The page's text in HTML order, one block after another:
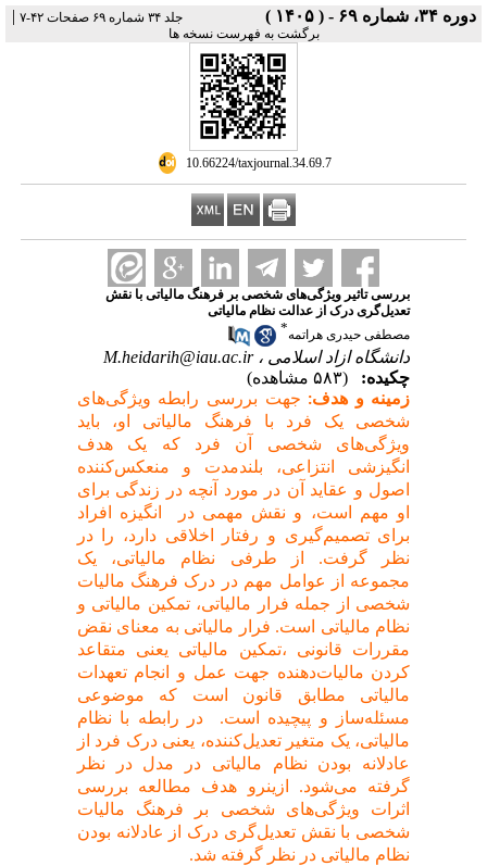
دوره ۳۴، شماره ۶۹ - ( ۱۴۰۵ ) جلد ۳۴ شماره ۶۹ صفحات ۴۲-۷ |
برگشت به فهرست نسخه ها
‎ 10.66224/taxjournal.34.69.7
بررسی تاثیر ویژگی‌های شخصی بر فرهنگ مالیاتی با نقش
تعدیل‌گری درک از عدالت نظام مالیاتی
مصطفی حیدری هراتمه*
دانشگاه ازاد اسلامی ،M.heidarih@iau.ac.ir
چکیده:
(۵۸۳ مشاهده)
زمینه و هدف: جهت بررسی رابطه ویژگی‌های
شخصی یک فرد با فرهنگ مالیاتی او، باید
ویژگی‌های شخصی آن فرد که یک هدف
انگیزشی انتزاعی، بلند‌مدت و منعکس‌کننده
اصول و عقاید آن در مورد آنچه در زندگی برای
او مهم است، و نقش مهمی در انگیزه افراد
برای تصمیم‌گیری و رفتار اخلاقی دارد، را در
نظر گرفت. از طرفی نظام مالیاتی، یک
مجموعه از عوامل مهم در درک فرهنگ مالیات
شخصی از جمله فرار مالیاتی، تمکین مالیاتی و
نظام مالیاتی است. فرار مالیاتی به معنای نقض
مقررات قانونی ،تمکین مالیاتی یعنی متقاعد
کردن مالیات‌دهنده جهت عمل و انجام تعهدات
مالیاتی مطابق قانون است که موضوعی
مسئله‌ساز و پیچیده است. در رابطه با نظام
مالیاتی، یک متغیر تعدیل‌کننده، یعنی درک فرد از
عادلانه بودن نظام مالیاتی در مدل در نظر
گرفته می‌شود. ازینرو هدف مطالعه بررسی
اثرات ویژگی‌های شخصی بر فرهنگ مالیات
شخصی با نقش تعدیل‌گری درک از عادلانه بودن
نظام مالیاتی در نظر گرفته شد.